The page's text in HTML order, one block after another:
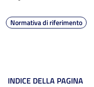
Normativa di riferimento
INDICE DELLA PAGINA